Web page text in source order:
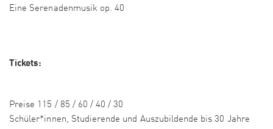
Eine Serenadenmusik op. 40
Tickets:
Preise 115 / 85 / 60 / 40 / 30
Schüler*innen, Studierende und Auszubildende bis 30 Jahre